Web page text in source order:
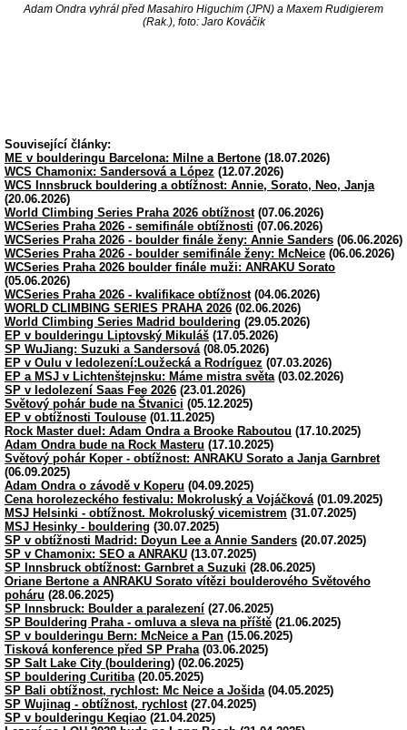
Adam Ondra vyhrál před Masahiro Higuchim (JPN) a Maxem Rudigierem
(Rak.), foto: Jaro Kováčik
Související články:
ME v boulderingu Barcelona: Milne a Bertone (18.07.2026)
WCS Chamonix: Sandersová a López (12.07.2026)
WCS Innsbruck bouldering a obtížnost: Annie, Sorato, Neo, Janja
(20.06.2026)
World Climbing Series Praha 2026 obtížnost(07.06.2026)
WCSeries Praha 2026 - semifinále obtížnosti (07.06.2026)
WCSeries Praha 2026 - boulder finále ženy: Annie Sanders (06.06.2026)
WCSeries Praha 2026 - boulder semifinále ženy: McNeice (06.06.2026)
WCSeries Praha 2026 boulder finále muži: ANRAKU Sorato
(05.06.2026)
WCSeries Praha 2026 - kvalifikace obtížnost(04.06.2026)
WORLD CLIMBING SERIES PRAHA 2026 (02.06.2026)
World Climbing Series Madrid bouldering (29.05.2026)
EP v boulderingu Liptovský Mikuláš (17.05.2026)
SP WuJiang: Suzuki a Sandersová (08.05.2026)
EP v Oulu v ledolezení:Loužecká a Rodríguez (07.03.2026)
EP a MSJ v Lichtenštejnsku: Máme mistra světa (03.02.2026)
SP v ledolezení Saas Fee 2026 (23.01.2026)
Světový pohár bude na Štvanici (05.12.2025)
EP v obtížnosti Toulouse (01.11.2025)
Rock Master duel: Adam Ondra a Brooke Raboutou (17.10.2025)
Adam Ondra bude na Rock Masteru (17.10.2025)
Světový pohár Koper - obtížnost: ANRAKU Sorato a Janja Garnbret
(06.09.2025)
Adam Ondra o závodě v Koperu (04.09.2025)
Cena horolezeckého festivalu: Mokroluský a Vojáčková (01.09.2025)
MSJ Helsinki - obtížnost. Mokroluský vicemistrem (31.07.2025)
MSJ Hesinky - bouldering (30.07.2025)
SP v obtížnosti Madrid: Doyun Lee a Annie Sanders (20.07.2025)
SP v Chamonix: SEO a ANRAKU (13.07.2025)
SP Innsbruck obtížnost: Garnbret a Suzuki (28.06.2025)
Oriane Bertone a ANRAKU Sorato vítězi boulderového Světového
poháru (28.06.2025)
SP Innsbruck: Boulder a paralezení (27.06.2025)
SP Bouldering Praha - omluva a sleva na příště (21.06.2025)
SP v boulderingu Bern: McNeice a Pan (15.06.2025)
Tisková konference před SP Praha (03.06.2025)
SP Salt Lake City (bouldering) (02.06.2025)
SP bouldering Curitiba (20.05.2025)
SP Bali obtížnost, rychlost: Mc Neice a Jošida (04.05.2025)
SP Wujinag - obtížnost, rychlost(27.04.2025)
SP v boulderingu Keqiao (21.04.2025)